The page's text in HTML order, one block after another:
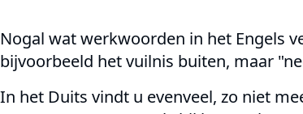
Nogal wat werkwoorden in het Engels
bijvoorbeeld het vuilnis buiten, maar
In het Duits vindt u evenveel, zo niet